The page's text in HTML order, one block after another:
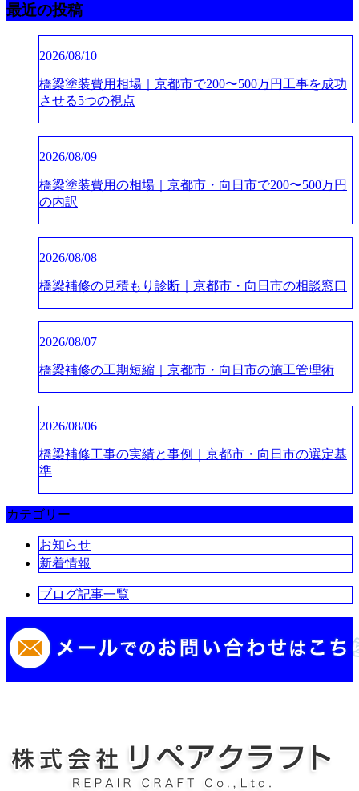
最近の投稿
2026/08/10
橋梁塗装費用相場｜京都市で200〜500万円工事を成功
させる5つの視点
2026/08/09
橋梁塗装費用の相場｜京都市・向日市で200〜500万円
の内訳
2026/08/08
橋梁補修の見積もり診断｜京都市・向日市の相談窓口
2026/08/07
橋梁補修の工期短縮｜京都市・向日市の施工管理術
2026/08/06
橋梁補修工事の実績と事例｜京都市・向日市の選定基
準
カテゴリー
お知らせ
新着情報
ブログ記事一覧